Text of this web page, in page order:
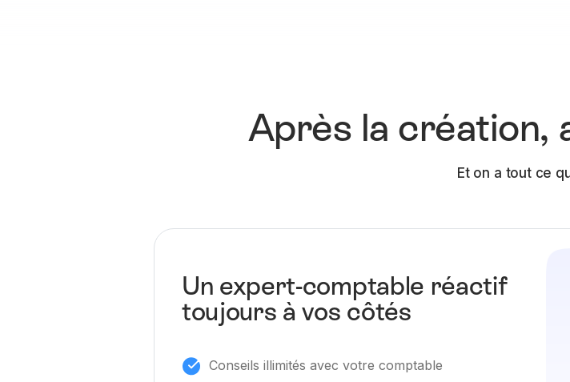
Après la création,
Et on a tout ce
Un expert-comptable réactif
toujours à vos côtés
Conseils illimités avec votre comptable